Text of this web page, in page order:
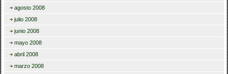
agosto 2008
julio 2008
junio 2008
mayo 2008
abril 2008
marzo 2008